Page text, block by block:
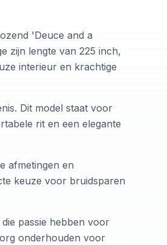
'Deuce and a
zijn lengte van 225 inch,
interieur en krachtige
Dit model staat voor
rit en een elegante
afmetingen en
keuze voor bruidsparen
passie hebben voor
onderhouden voor